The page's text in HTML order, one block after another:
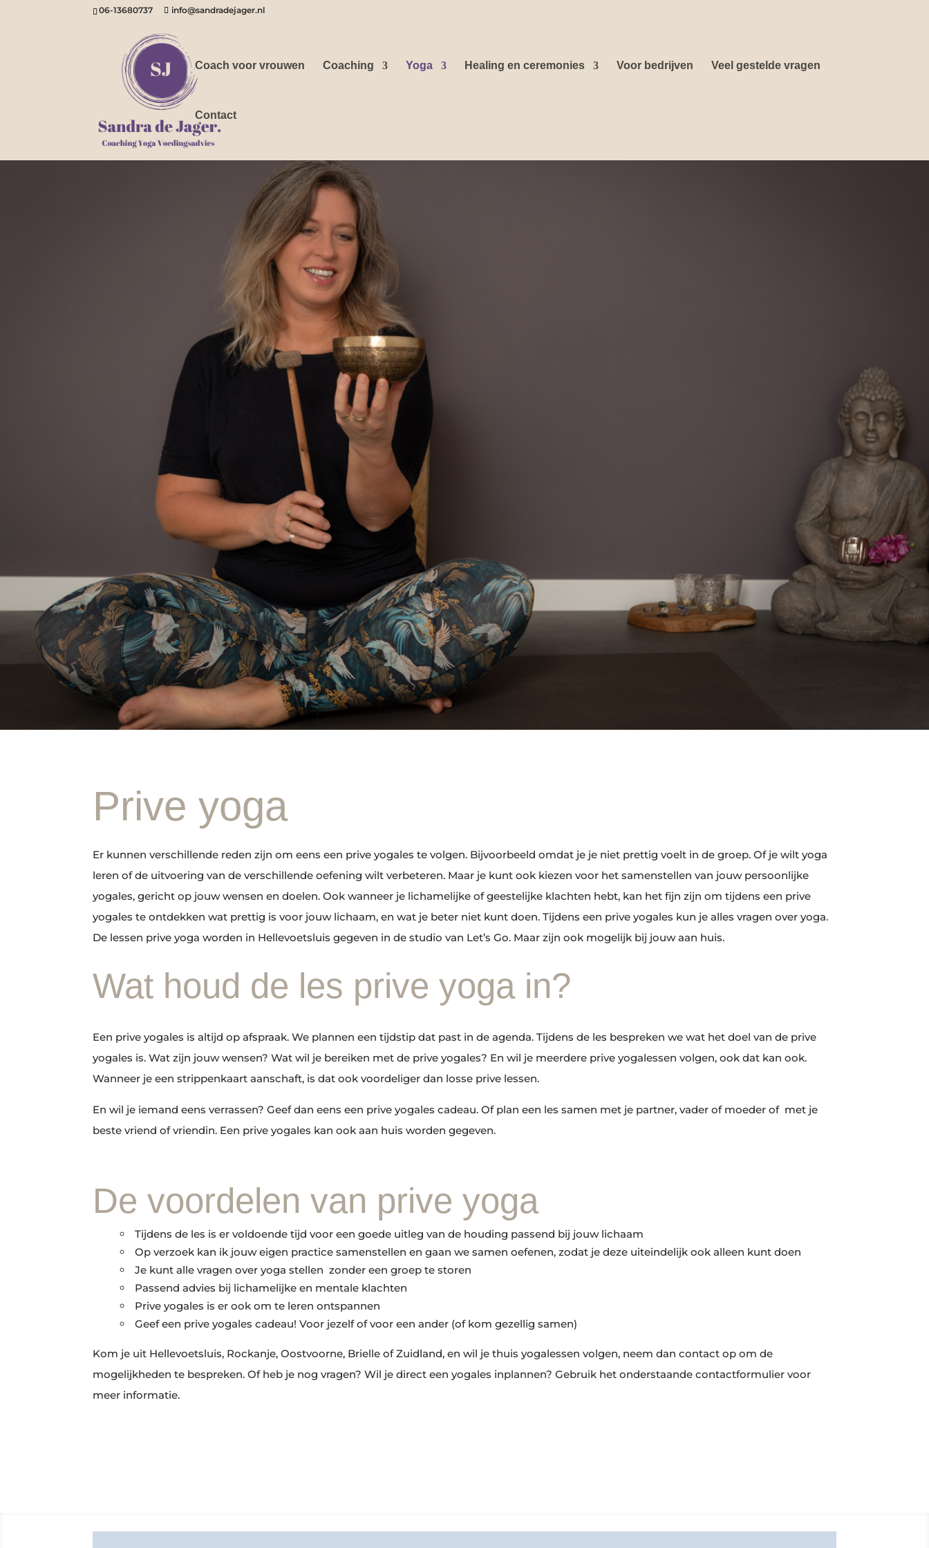
06-13680737 info@sandradejager.nl
Coach voor vrouwen Coaching Yoga Healing en ceremonies Voor bedrijven Veel gestelde vragen
Contact
Prive yoga
Er kunnen verschillende reden zijn om eens een prive yogales te volgen. Bijvoorbeeld omdat je je niet prettig voelt in de groep. Of je wilt yoga
leren of de uitvoering van de verschillende oefening wilt verbeteren. Maar je kunt ook kiezen voor het samenstellen van jouw persoonlijke
yogales, gericht op jouw wensen en doelen. Ook wanneer je lichamelijke of geestelijke klachten hebt, kan het fijn zijn om tijdens een prive
yogales te ontdekken wat prettig is voor jouw lichaam, en wat je beter niet kunt doen. Tijdens een prive yogales kun je alles vragen over yoga.
De lessen prive yoga worden in Hellevoetsluis gegeven in de studio van Let’s Go. Maar zijn ook mogelijk bij jouw aan huis.
Wat houd de les prive yoga in?
Een prive yogales is altijd op afspraak. We plannen een tijdstip dat past in de agenda. Tijdens de les bespreken we wat het doel van de prive
yogales is. Wat zijn jouw wensen? Wat wil je bereiken met de prive yogales? En wil je meerdere prive yogalessen volgen, ook dat kan ook.
Wanneer je een strippenkaart aanschaft, is dat ook voordeliger dan losse prive lessen.
En wil je iemand eens verrassen? Geef dan eens een prive yogales cadeau. Of plan een les samen met je partner, vader of moeder of met je
beste vriend of vriendin. Een prive yogales kan ook aan huis worden gegeven.
De voordelen van prive yoga
Tijdens de les is er voldoende tijd voor een goede uitleg van de houding passend bij jouw lichaam
Op verzoek kan ik jouw eigen practice samenstellen en gaan we samen oefenen, zodat je deze uiteindelijk ook alleen kunt doen
Je kunt alle vragen over yoga stellen zonder een groep te storen
Passend advies bij lichamelijke en mentale klachten
Prive yogales is er ook om te leren ontspannen
Geef een prive yogales cadeau! Voor jezelf of voor een ander (of kom gezellig samen)
Kom je uit Hellevoetsluis, Rockanje, Oostvoorne, Brielle of Zuidland, en wil je thuis yogalessen volgen, neem dan contact op om de
mogelijkheden te bespreken. Of heb je nog vragen? Wil je direct een yogales inplannen? Gebruik het onderstaande contactformulier voor
meer informatie.